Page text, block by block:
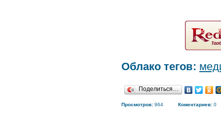
Облако тегов:
Поделиться…
Просмотров: 964 Коментариев: 0